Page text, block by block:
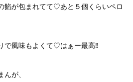
餡が包まれてて♡あと５個くらいペロ
で風味もよくて♡はぁー最高‼︎
が、